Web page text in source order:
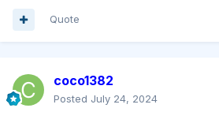
Quote
coco1382
Posted July 24, 2024